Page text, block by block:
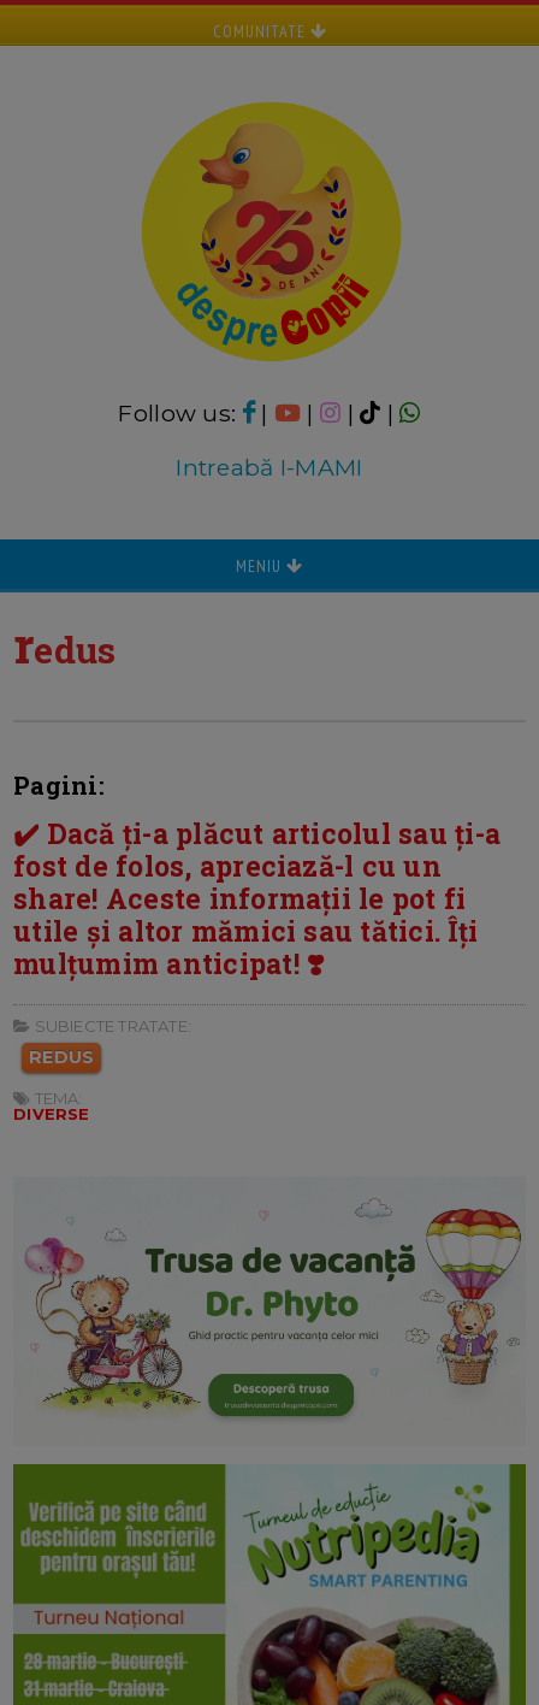
COMUNITATE
Follow us: | | |
|
Intreabă I-MAMI
MENIU
redus
Pagini:
✔️ Dacă ți-a plăcut articolul sau ți-a
fost de folos, apreciază-l cu un
share! Aceste informații le pot fi
utile și altor mămici sau tătici. Îți
mulțumim anticipat! ❣️
SUBIECTE TRATATE:
REDUS
TEMA:
DIVERSE